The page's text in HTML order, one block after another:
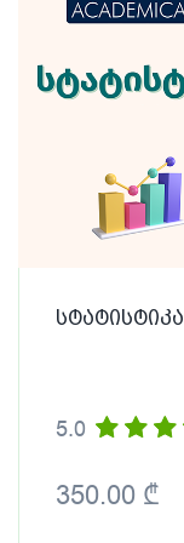
სტატისტიკა
5.0
350.00 ₾